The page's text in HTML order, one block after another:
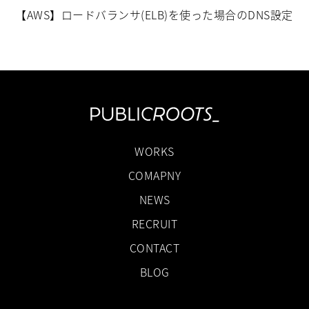
【AWS】ロードバランサ(ELB)を使った場合のDNS設定
WORKS
COMAPNY
NEWS
RECRUIT
CONTACT
BLOG